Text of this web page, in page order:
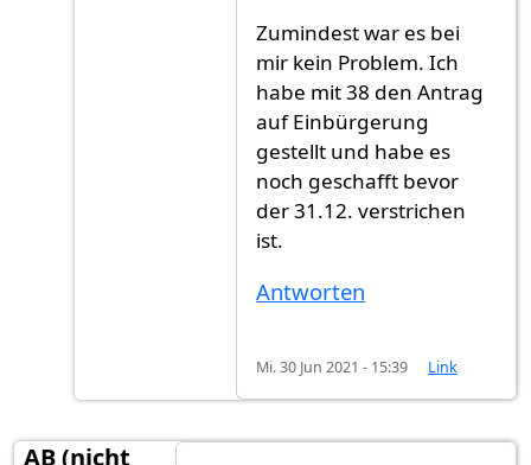
Zumindest war es bei
mir kein Problem. Ich
habe mit 38 den Antrag
auf Einbürgerung
gestellt und habe es
noch geschafft bevor
der 31.12. verstrichen
ist.
Antworten
Mi. 30 Jun 2021 - 15:39 Link
AB (nicht